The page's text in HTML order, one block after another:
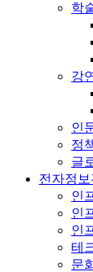
학
강
인
정
글
전자정보
인
인
인
테
문